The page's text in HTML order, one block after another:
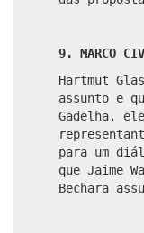
9. MARCO
Hartmut
assunto e
Gadelha,
para um
que Jaime
Bechara